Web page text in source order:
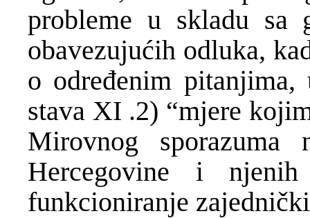
probleme u skladu sa
obavezujućih odluka,
o određenim
stava XI .2) “mjere
Mirovnog
Hercegovine i
funkcioniranje